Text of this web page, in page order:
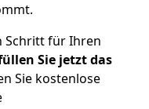
Schritt für Ihren
Sie jetzt das
Sie kostenlose